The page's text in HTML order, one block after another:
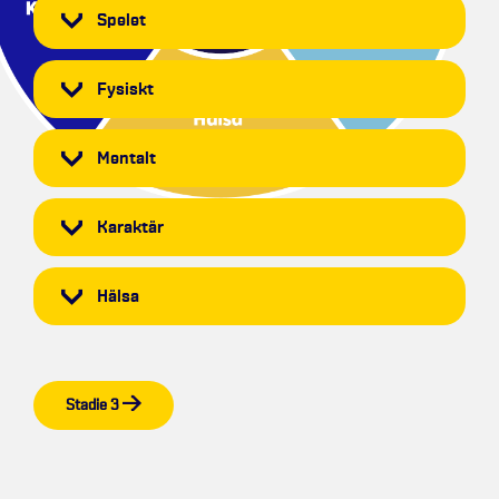
Spelet
Fysiskt
Mentalt
Karaktär
Hälsa
Stadie 3